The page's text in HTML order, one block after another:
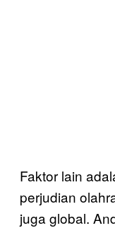
Faktor lain
perjudian
juga global.